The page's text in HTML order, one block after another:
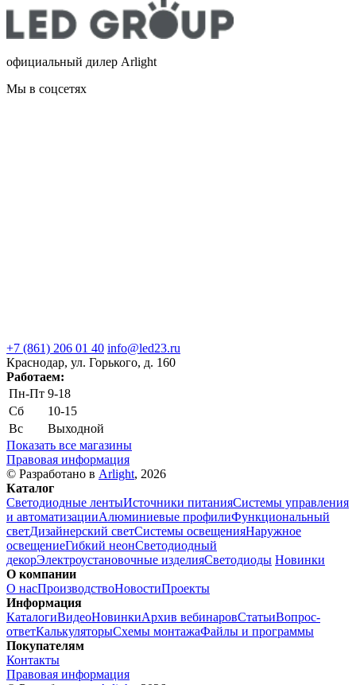
официальный дилер Arlight
Мы в соцсетях
+7 (861) 206 01 40 info@led23.ru
Краснодар, ул. Горького, д. 160
Работаем:
Пн-Пт 9-18
Сб
10-15
Вс
Выходной
Показать все магазины
Правовая информация
© Разработано в Arlight, 2026
Каталог
Светодиодные лентыИсточники питанияСистемы управления
и автоматизацииАлюминиевые профилиФункциональный
светДизайнерский светСистемы освещенияНаружное
освещениеГибкий неонСветодиодный
декорЭлектроустановочные изделияСветодиоды Новинки
О компании
О насПроизводствоНовостиПроекты
Информация
КаталогиВидеоНовинкиАрхив вебинаровСтатьиВопрос-
ответКалькуляторыСхемы монтажаФайлы и программы
Покупателям
Контакты
Правовая информация